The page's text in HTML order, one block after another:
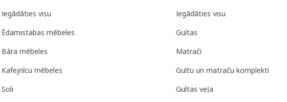
Iegādāties visu
Ēdamistabas mēbeles
Bāra mēbeles
Kafejnīcu mēbeles
Soli
Iegādāties visu
Gultas
Matrači
Gultu un matraču komplekti
Gultas veļa